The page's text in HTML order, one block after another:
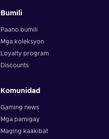
Bumili
Paano bumili
Mga koleksyon
Loyalty program
Discounts
Komunidad
Gaming news
Mga pamigay
Maging kaakibat